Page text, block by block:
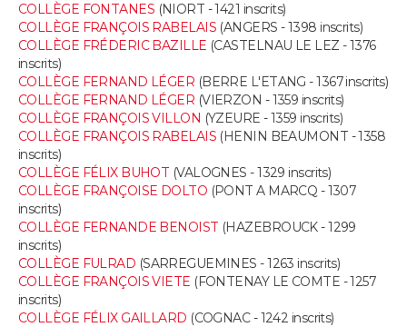
COLLÈGE FONTANES (NIORT - 1421 inscrits)
COLLÈGE FRANÇOIS RABELAIS (ANGERS - 1398 inscrits)
COLLÈGE FRÉDERIC BAZILLE (CASTELNAU LE LEZ - 1376
inscrits)
COLLÈGE FERNAND LÉGER (BERRE L'ETANG - 1367 inscrits)
COLLÈGE FERNAND LÉGER (VIERZON - 1359 inscrits)
COLLÈGE FRANÇOIS VILLON (YZEURE - 1359 inscrits)
COLLÈGE FRANÇOIS RABELAIS (HENIN BEAUMONT - 1358
inscrits)
COLLÈGE FÉLIX BUHOT (VALOGNES - 1329 inscrits)
COLLÈGE FRANÇOISE DOLTO (PONT A MARCQ - 1307
inscrits)
COLLÈGE FERNANDE BENOIST (HAZEBROUCK - 1299
inscrits)
COLLÈGE FULRAD (SARREGUEMINES - 1263 inscrits)
COLLÈGE FRANÇOIS VIETE (FONTENAY LE COMTE - 1257
inscrits)
COLLÈGE FÉLIX GAILLARD (COGNAC - 1242 inscrits)